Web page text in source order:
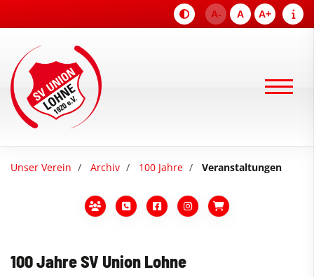
A- A A+
Unser Verein Archiv 100 Jahre Veranstaltungen
100 Jahre SV Union Lohne